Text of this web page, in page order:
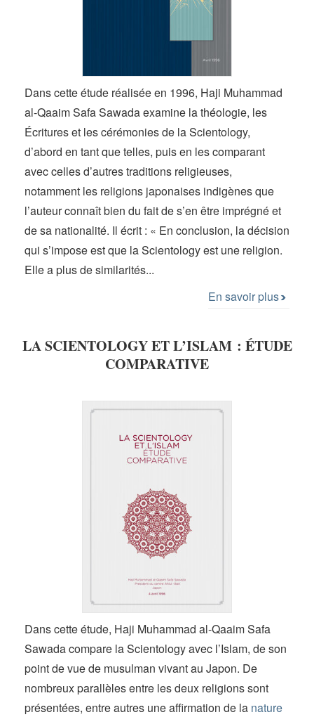
Dans cette étude réalisée en 1996, Haji Muhammad
al-Qaaim Safa Sawada examine la théologie, les
Écritures et les cérémonies de la Scientology,
d’abord en tant que telles, puis en les comparant
avec celles d’autres traditions religieuses,
notamment les religions japonaises indigènes que
l’auteur connaît bien du fait de s’en être imprégné et
de sa nationalité. Il écrit : « En conclusion, la décision
qui s’impose est que la Scientology est une religion.
Elle a plus de similarités...
En savoir plus
LA SCIENTOLOGY ET L’ISLAM : ÉTUDE
COMPARATIVE
Dans cette étude, Haji Muhammad al-Qaaim Safa
Sawada compare la Scientology avec l’Islam, de son
point de vue de musulman vivant au Japon. De
nombreux parallèles entre les deux religions sont
présentées, entre autres une affirmation de la nature